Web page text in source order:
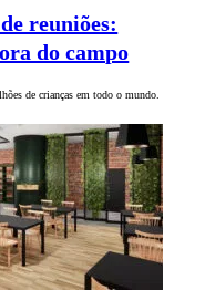
reuniões:
do campo
de crianças em todo o mundo.